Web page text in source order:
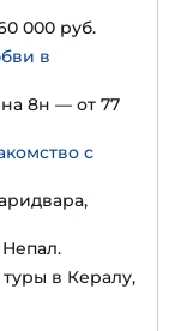
000 руб.
в
на 8н — от 77
с
в Кералу,